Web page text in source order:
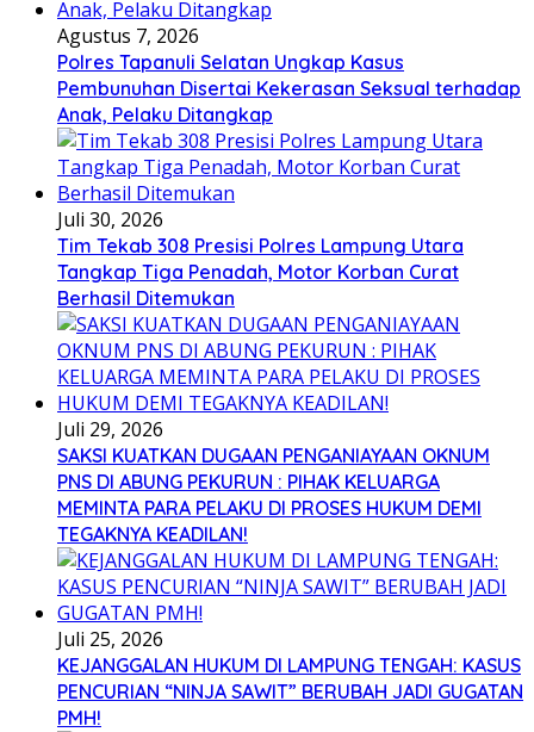
Agustus 7, 2026
Polres Tapanuli Selatan Ungkap Kasus
Pembunuhan Disertai Kekerasan Seksual terhadap
Anak, Pelaku Ditangkap
Juli 30, 2026
Tim Tekab 308 Presisi Polres Lampung Utara
Tangkap Tiga Penadah, Motor Korban Curat
Berhasil Ditemukan
Juli 29, 2026
SAKSI KUATKAN DUGAAN PENGANIAYAAN OKNUM
PNS DI ABUNG PEKURUN : PIHAK KELUARGA
MEMINTA PARA PELAKU DI PROSES HUKUM DEMI
TEGAKNYA KEADILAN!
Juli 25, 2026
KEJANGGALAN HUKUM DI LAMPUNG TENGAH: KASUS
PENCURIAN “NINJA SAWIT” BERUBAH JADI GUGATAN
PMH!